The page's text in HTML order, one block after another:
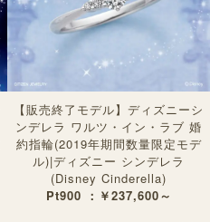
【販売終了モデル】ディズニーシ
ンデレラ ワルツ・イン・ラブ 婚
約指輪(2019年期間数量限定モデ
ル)|ディズニー シンデレラ
(Disney Cinderella)
Pt900 ：￥237,600～